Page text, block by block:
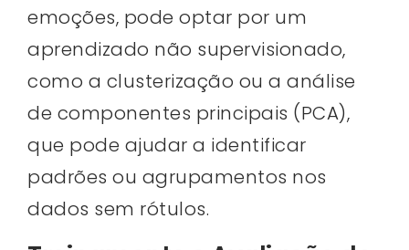
emoções, pode optar por um
aprendizado não supervisionado,
como a clusterização ou a análise
de componentes principais (PCA),
que pode ajudar a identificar
padrões ou agrupamentos nos
dados sem rótulos.